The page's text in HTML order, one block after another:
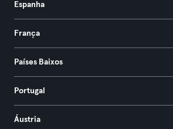
Espanha
França
Países Baixos
Portugal
Áustria